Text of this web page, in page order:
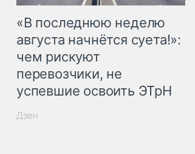
«В последнюю неделю
августа начнётся суета!»:
чем рискуют
перевозчики, не
успевшие освоить ЭТрН
Дзен